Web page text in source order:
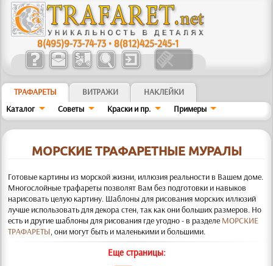
8(495)9-73-74-73 •8(812)425-245-1
ТРАФАРЕТЫ ВИТРАЖИ
НАКЛЕЙКИ
Каталог
Советы Краски и пр. Примеры
МОРСКИЕ ТРАФАРЕТНЫЕ МУРАЛЫ
Готовые картины из морской жизни, иллюзия реальности в Вашем доме.
Многослойные трафареты позволят Вам без подготовки и навыков
нарисовать целую картину. Шаблоны для рисования морских иллюзий
лучше использовать для декора стен, так как они больших размеров. Но
есть и другие шаблоны для рисования где угодно - в разделе МОРСКИЕ
ТРАФАРЕТЫ, они могут быть и маленькими и большими.
Еще страницы: